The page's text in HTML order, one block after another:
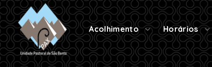
Acolhimento Horários
Criar Conta Iniciar Sessão